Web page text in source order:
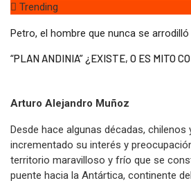
Trending
Petro, el hombre que nunca se arrodilló
“PLAN ANDINIA” ¿EXISTE, O ES MITO
Arturo Alejandro Muñoz
Desde hace algunas décadas, chilenos
incrementado su interés y
territorio maravilloso y frío que se
puente hacia la Antártica, continente